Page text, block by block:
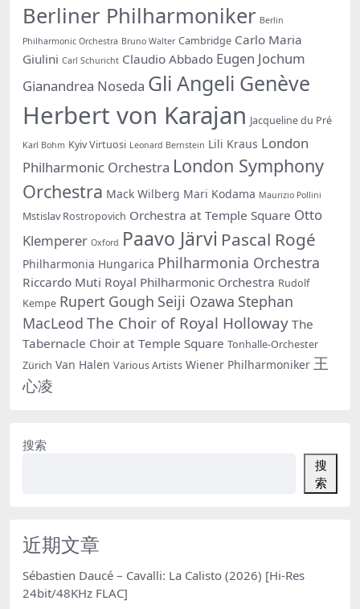
Berliner Philharmoniker Berlin
Philharmonic Orchestra Bruno Walter Cambridge Carlo Maria
Giulini Carl Schuricht Claudio Abbado Eugen Jochum
Gianandrea Noseda Gli Angeli Genève
Herbert von Karajan Jacqueline du Pré
Karl Bohm Kyiv Virtuosi Leonard Bernstein Lili Kraus London
Philharmonic Orchestra London Symphony
Orchestra Mack Wilberg Mari Kodama Maurizio Pollini
Mstislav Rostropovich Orchestra at Temple Square Otto
Klemperer Oxford Paavo Järvi Pascal Rogé
Philharmonia Hungarica Philharmonia Orchestra
Riccardo Muti Royal Philharmonic Orchestra Rudolf
Kempe Rupert Gough Seiji Ozawa Stephan
MacLeod The Choir of Royal Holloway The
Tabernacle Choir at Temple Square Tonhalle-Orchester
Zürich Van Halen Various Artists Wiener Philharmoniker 王
心凌
搜索
搜
索
近期文章
Sébastien Daucé – Cavalli: La Calisto (2026) [Hi-Res
24bit/48KHz FLAC]